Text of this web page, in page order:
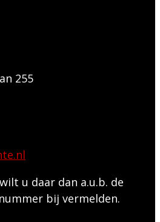
255
u daar dan a.u.b. de
bij vermelden.